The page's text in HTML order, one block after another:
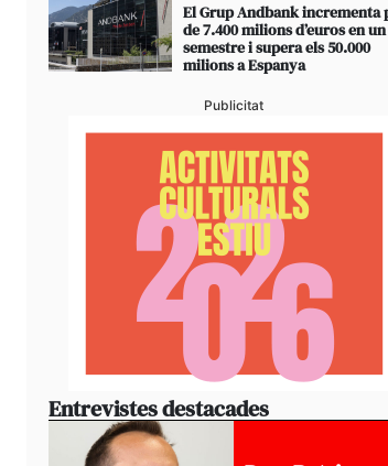
El Grup Andbank incrementa
de 7.400 milions d’euros en un
semestre i supera els 50.000
milions a Espanya
Publicitat
Entrevistes destacades